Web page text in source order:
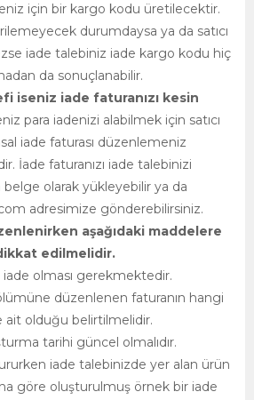
için bir kargo kodu üretilecektir.
durumdaysa ya da satıcı
iade talebiniz iade kargo kodu hiç
da sonuçlanabilir.
iseniz iade faturanızı kesin
para iadenizi alabilmek için satıcı
iade faturası düzenlemeniz
İade faturanızı iade talebinizi
olarak yükleyebilir ya da
adresimize gönderebilirsiniz.
aşağıdaki maddelere
edilmelidir.
iade olması gerekmektedir.
düzenlenen faturanın hangi
ait olduğu belirtilmelidir.
tarihi güncel olmalıdır.
iade talebinizde yer alan ürün
göre oluşturulmuş örnek bir iade